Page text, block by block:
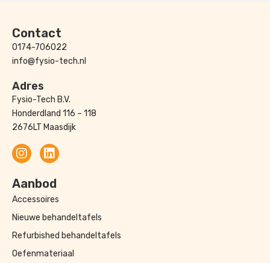
Contact
0174-706022
info@fysio-tech.nl
Adres
Fysio-Tech B.V.
Honderdland 116 – 118
2676LT Maasdijk
Aanbod
Accessoires
Nieuwe behandeltafels
Refurbished behandeltafels
Oefenmateriaal